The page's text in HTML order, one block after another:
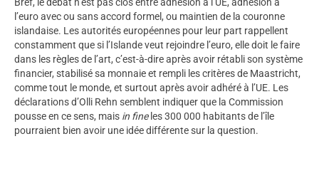
l’euro avec ou sans accord formel, ou maintien de la couronne
islandaise. Les autorités européennes pour leur part rappellent
constamment que si l’Islande veut rejoindre l’euro, elle doit le faire
dans les règles de l’art, c’est-à-dire après avoir rétabli son système
financier, stabilisé sa monnaie et rempli les critères de Maastricht,
comme tout le monde, et surtout après avoir adhéré à l’UE. Les
déclarations d’Olli Rehn semblent indiquer que la Commission
pousse en ce sens, mais in fine les 300 000 habitants de l’île
pourraient bien avoir une idée différente sur la question.